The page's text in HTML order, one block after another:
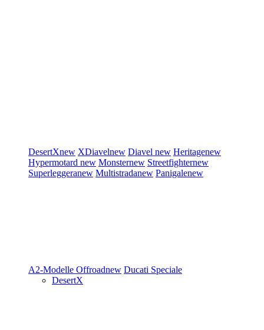
DesertXnew XDiavelnew Diavel new Heritagenew
Hypermotard new Monsternew Streetfighternew
Superleggeranew Multistradanew Panigalenew
A2-Modelle Offroadnew Ducati Speciale
DesertX